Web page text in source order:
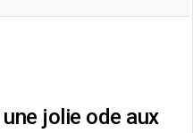
jolie ode aux